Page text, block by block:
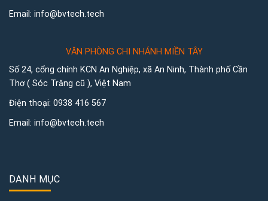
Email: info@bvtech.tech
VĂN PHÒNG CHI NHÁNH MIỀN TÂY
Số 24, cổng chính KCN An Nghiệp, xã An Ninh, Thành phố Cần
Thơ ( Sóc Trăng cũ ), Việt Nam
Điện thoại: 0938 416 567
Email: info@bvtech.tech
DANH MỤC